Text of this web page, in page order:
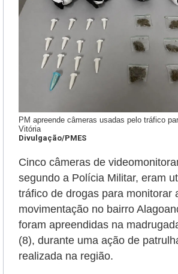
PM apreende câmeras usadas pelo tráfico
Vitória
Divulgação/PMES
Cinco câmeras de
segundo a Polícia Militar, eram
tráfico de drogas para monitorar
movimentação no bairro
foram apreendidas na
(8), durante uma ação de
realizada na região.